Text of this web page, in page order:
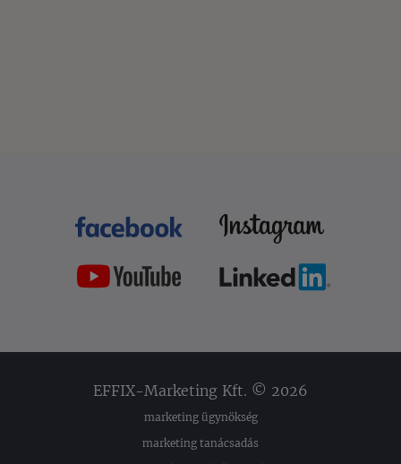
EFFIX-Marketing Kft. © 2026
marketing ügynökség
marketing tanácsadás